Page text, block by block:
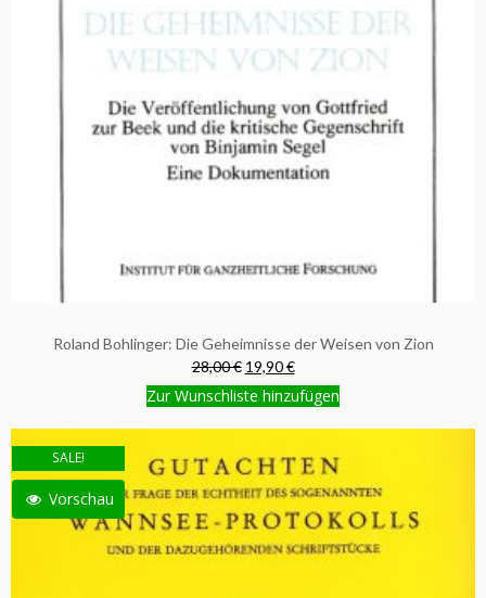
Roland Bohlinger: Die Geheimnisse der Weisen von Zion
28,00 € 19,90 €
Zur Wunschliste hinzufügen
SALE!
Vorschau